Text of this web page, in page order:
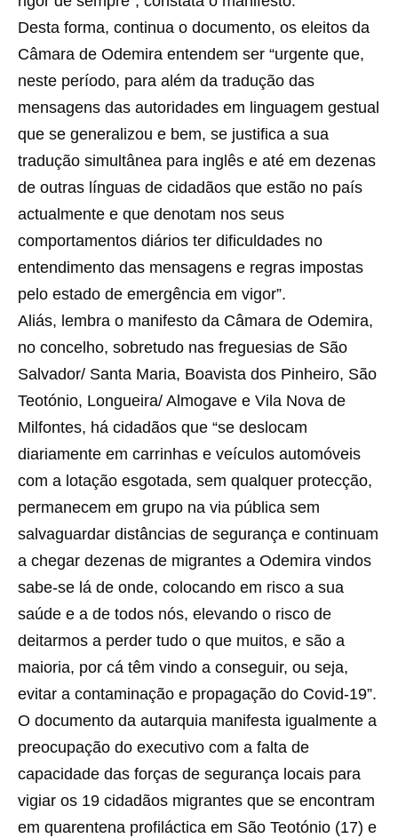
Desta forma, continua o documento, os eleitos da
Câmara de Odemira entendem ser “urgente que,
neste período, para além da tradução das
mensagens das autoridades em linguagem gestual
que se generalizou e bem, se justifica a sua
tradução simultânea para inglês e até em dezenas
de outras línguas de cidadãos que estão no país
actualmente e que denotam nos seus
comportamentos diários ter dificuldades no
entendimento das mensagens e regras impostas
pelo estado de emergência em vigor”.
Aliás, lembra o manifesto da Câmara de Odemira,
no concelho, sobretudo nas freguesias de São
Salvador/ Santa Maria, Boavista dos Pinheiro, São
Teotónio, Longueira/ Almogave e Vila Nova de
Milfontes, há cidadãos que “se deslocam
diariamente em carrinhas e veículos automóveis
com a lotação esgotada, sem qualquer protecção,
permanecem em grupo na via pública sem
salvaguardar distâncias de segurança e continuam
a chegar dezenas de migrantes a Odemira vindos
sabe-se lá de onde, colocando em risco a sua
saúde e a de todos nós, elevando o risco de
deitarmos a perder tudo o que muitos, e são a
maioria, por cá têm vindo a conseguir, ou seja,
evitar a contaminação e propagação do Covid-19”.
O documento da autarquia manifesta igualmente a
preocupação do executivo com a falta de
capacidade das forças de segurança locais para
vigiar os 19 cidadãos migrantes que se encontram
em quarentena profiláctica em São Teotónio (17) e